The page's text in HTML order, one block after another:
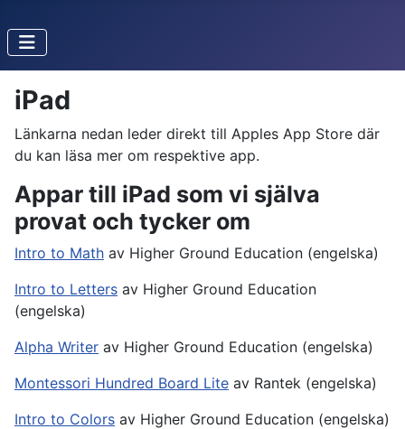
iPad
Länkarna nedan leder direkt till Apples App Store där
du kan läsa mer om respektive app.
Appar till iPad som vi själva
provat och tycker om
Intro to Math av Higher Ground Education (engelska)
Intro to Letters av Higher Ground Education
(engelska)
Alpha Writer av Higher Ground Education (engelska)
Montessori Hundred Board Lite av Rantek (engelska)
Intro to Colors av Higher Ground Education (engelska)